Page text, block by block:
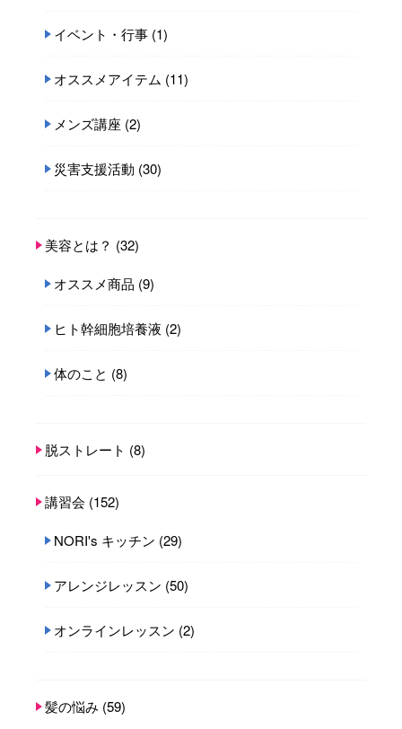
イベント・行事 (1)
オススメアイテム (11)
メンズ講座 (2)
災害支援活動 (30)
美容とは？ (32)
オススメ商品 (9)
ヒト幹細胞培養液 (2)
体のこと (8)
脱ストレート (8)
講習会 (152)
NORI's キッチン (29)
アレンジレッスン (50)
オンラインレッスン (2)
髪の悩み (59)